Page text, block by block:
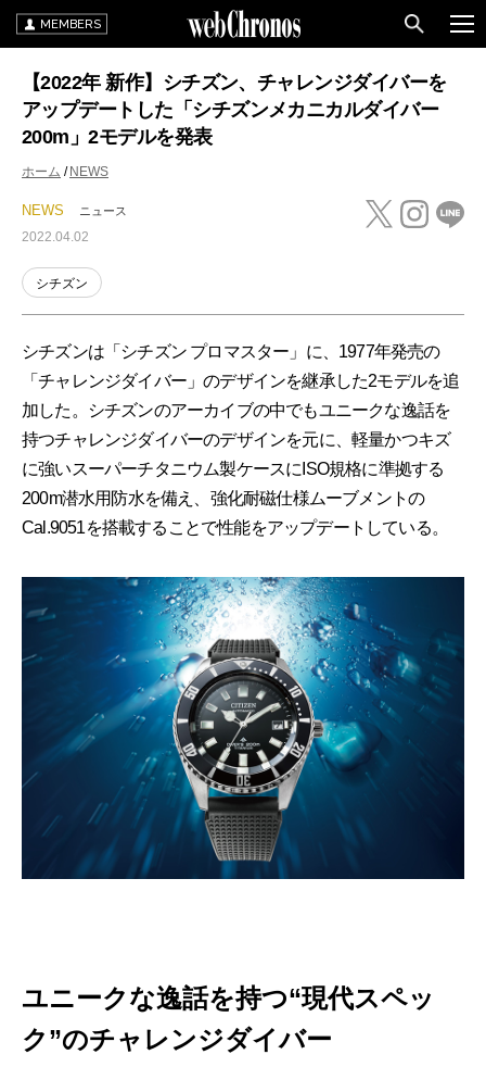
MEMBERS
【2022年 新作】シチズン、チャレンジダイバーを
アップデートした「シチズンメカニカルダイバー
200m」2モデルを発表
ホーム NEWS
NEWS ニュース
2022.04.02
シチズン
シチズンは「シチズン プロマスター」に、1977年発売の
「チャレンジダイバー」のデザインを継承した2モデルを追
加した。シチズンのアーカイブの中でもユニークな逸話を
持つチャレンジダイバーのデザインを元に、軽量かつキズ
に強いスーパーチタニウム製ケースにISO規格に準拠する
200m潜水用防水を備え、強化耐磁仕様ムーブメントの
Cal.9051を搭載することで性能をアップデートしている。
ユニークな逸話を持つ“現代スペッ
ク”のチャレンジダイバー